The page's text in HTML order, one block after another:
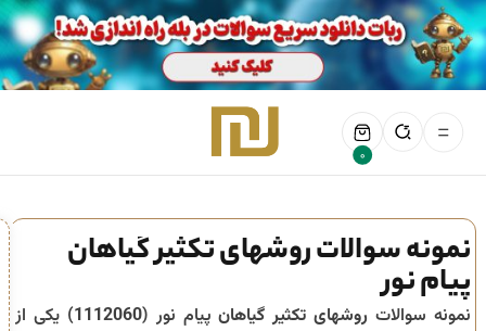
0
نمونه سوالات روشهای تکثیر گیاهان
پیام نور
نمونه سوالات روشهای تکثیر گیاهانپیام نور (1112060) یکی از